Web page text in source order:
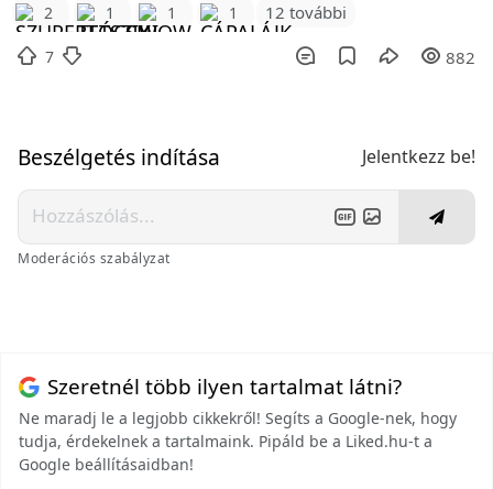
2 1 1 1 12 további
7 882
Beszélgetés indítása Jelentkezz be!
Moderációs szabályzat
Szeretnél több ilyen tartalmat látni?
Ne maradj le a legjobb cikkekről! Segíts a Google-nek, hogy
tudja, érdekelnek a tartalmaink. Pipáld be a Liked.hu-t a
Google beállításaidban!